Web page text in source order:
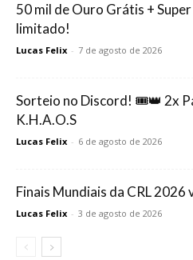
50 mil de Ouro Grátis +
limitado!
Lucas Felix - 7 de agosto de 2026
Sorteio no Discord! 🎟️👑 2x
K.H.A.O.S
Lucas Felix - 6 de agosto de 2026
Finais Mundiais da CRL 2026
Lucas Felix - 3 de agosto de 2026